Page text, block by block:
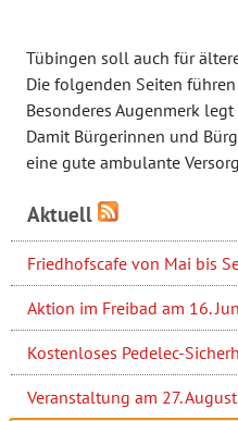
Tübingen soll auch für
Die folgenden Seiten
Besonderes Augenmerk
Damit Bürgerinnen und
eine gute ambulante
Aktuell
Friedhofscafe von Mai bis
Aktion im Freibad am 16.
Kostenloses Pedelec-
Veranstaltung am 27.